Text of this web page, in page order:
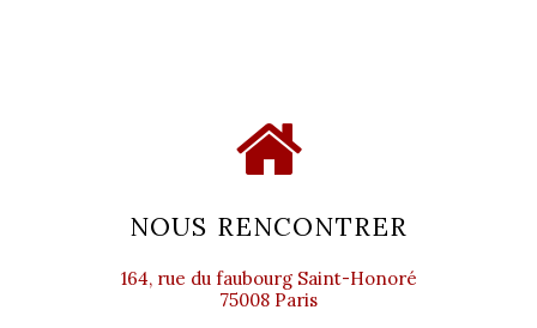
NOUS RENCONTRER
164, rue du faubourg Saint-Honoré
75008 Paris